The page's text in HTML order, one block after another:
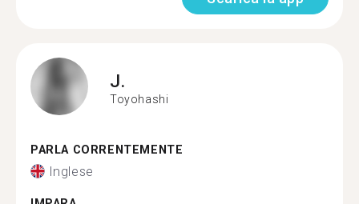
J.
Toyohashi
PARLA CORRENTEMENTE
Inglese